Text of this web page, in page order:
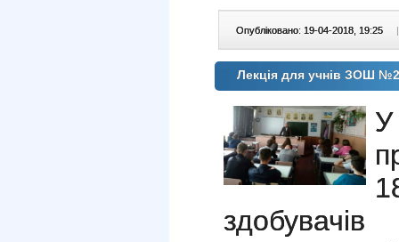
Опубліковано: 19-04-2018, 19:25 |
Лекція для учнів ЗОШ
здобувачів